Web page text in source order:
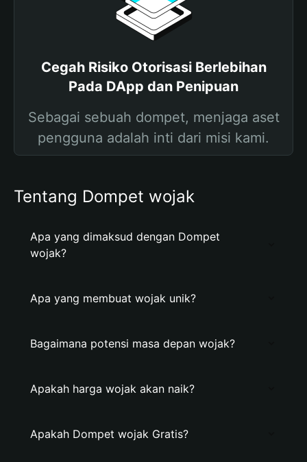
Cegah Risiko Otorisasi Berlebihan
Pada DApp dan Penipuan
Sebagai sebuah dompet, menjaga aset
pengguna adalah inti dari misi kami.
Tentang Dompet wojak
Apa yang dimaksud dengan Dompet
wojak?
Apa yang membuat wojak unik?
Bagaimana potensi masa depan wojak?
Apakah harga wojak akan naik?
Apakah Dompet wojak Gratis?